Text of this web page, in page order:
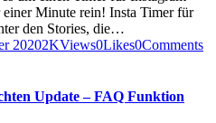
Minute rein! Insta Timer für
den Stories, die…
20202KViews0Likes0Comments
Update – FAQ Funktion